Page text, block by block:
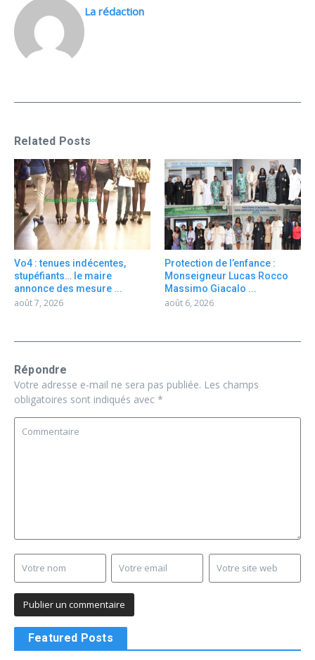
La rédaction
Related Posts
Vo4 : tenues indécentes,
stupéfiants… le maire
annonce des mesure ...
août 7, 2026
Protection de l’enfance :
Monseigneur Lucas Rocco
Massimo Giacalo ...
août 6, 2026
Répondre
Votre adresse e-mail ne sera pas publiée. Les champs
obligatoires sont indiqués avec *
Featured Posts